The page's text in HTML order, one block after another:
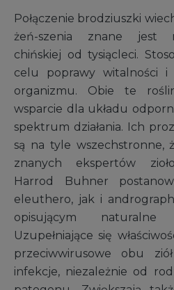
Połączenie brodziuszki
żeń-szenia znane jest
chińskiej od tysiącleci.
celu poprawy witalności i
organizmu. Obie te
wsparcie dla układu
spektrum działania. Ich
są na tyle wszechstronne,
znanych ekspertów
Harrod Buhner
eleuthero, jak i
opisującym naturalne
Uzupełniające się
przeciwwirusowe obu
infekcje, niezależnie od